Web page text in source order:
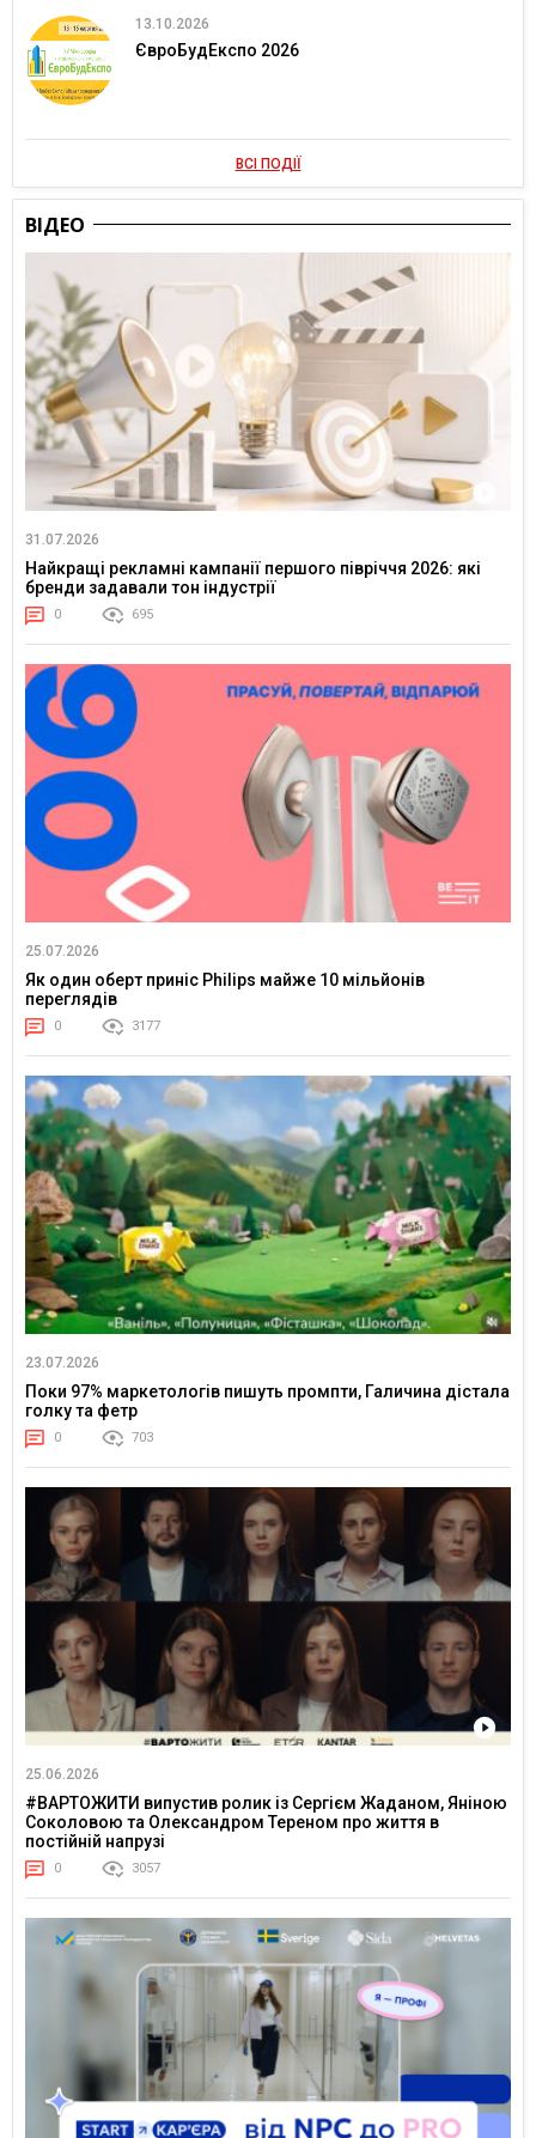
13.10.2026
ЄвроБудЕкспо 2026
ВСІ ПОДІЇ
ВІДЕО
31.07.2026
Найкращі рекламні кампанії першого півріччя 2026: які
бренди задавали тон індустрії
0 695
25.07.2026
Як один оберт приніс Philips майже 10 мільйонів
переглядів
0 3177
23.07.2026
Поки 97% маркетологів пишуть промпти, Галичина дістала
голку та фетр
0 703
25.06.2026
#ВАРТОЖИТИ випустив ролик із Сергієм Жаданом, Яніною
Соколовою та Олександром Тереном про життя в
постійній напрузі
0 3057